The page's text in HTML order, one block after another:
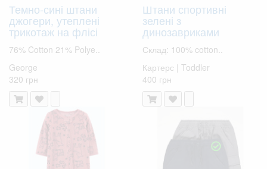
Темно-сині штани
джогери, утеплені
трикотаж на флісі
76% Cotton 21% Polye..
George
320 грн
Штани спортивні
зелені з
динозавриками
Склад: 100% cotton..
Картерс | Toddler
400 грн